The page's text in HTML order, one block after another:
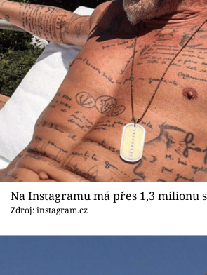
Na Instagramu má přes 1,3 milionu
Zdroj: instagram.cz